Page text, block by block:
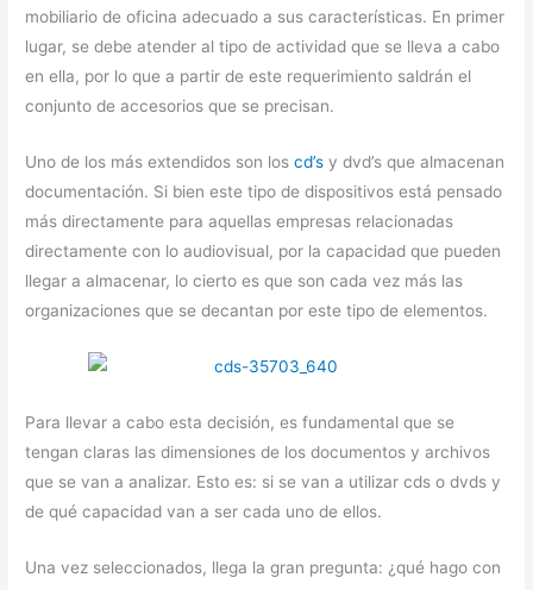
mobiliario de oficina adecuado a sus características. En primer
lugar, se debe atender al tipo de actividad que se lleva a cabo
en ella, por lo que a partir de este requerimiento saldrán el
conjunto de accesorios que se precisan.
Uno de los más extendidos son loscd’s y dvd’s que almacenan
documentación. Si bien este tipo de dispositivos está pensado
más directamente para aquellas empresas relacionadas
directamente con lo audiovisual, por la capacidad que pueden
llegar a almacenar, lo cierto es que son cada vez más las
organizaciones que se decantan por este tipo de elementos.
Para llevar a cabo esta decisión, es fundamental que se
tengan claras las dimensiones de los documentos y archivos
que se van a analizar. Esto es: si se van a utilizar cds o dvds y
de qué capacidad van a ser cada uno de ellos.
Una vez seleccionados, llega la gran pregunta: ¿qué hago con